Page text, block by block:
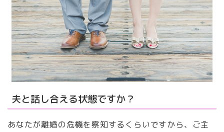
夫と話し合える状態ですか？
あなたが離婚の危機を察知するくらいですから、ご主